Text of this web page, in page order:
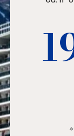
*